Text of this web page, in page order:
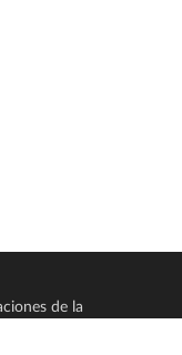
de la